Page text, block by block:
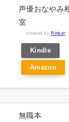
声優おなやみ
室
created by Rinker
Kindle
Amazon
無職本